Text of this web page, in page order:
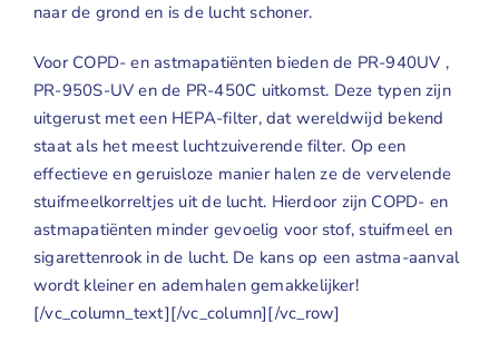
naar de grond en is de lucht schoner.
Voor COPD- en astmapatiënten bieden de PR-940UV ,
PR-950S-UV en de PR-450C uitkomst. Deze typen zijn
uitgerust met een HEPA-filter, dat wereldwijd bekend
staat als het meest luchtzuiverende filter. Op een
effectieve en geruisloze manier halen ze de vervelende
stuifmeelkorreltjes uit de lucht. Hierdoor zijn COPD- en
astmapatiënten minder gevoelig voor stof, stuifmeel en
sigarettenrook in de lucht. De kans op een astma-aanval
wordt kleiner en ademhalen gemakkelijker!
[/vc_column_text][/vc_column][/vc_row]